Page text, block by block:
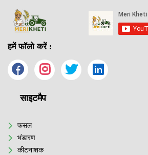
हमें फॉलो करें :
साइटमैप
फसल
भंडारण
कीटनाशक